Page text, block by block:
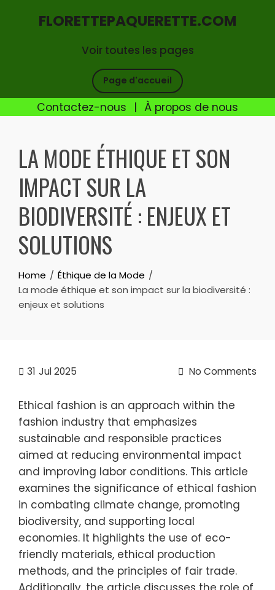
Voir toutes les pages
FLORETTEPAQUERETTE.COM
Page d'accueil
Contactez-nous | À propos de nous
contentLA MODE ÉTHIQUE ET SON
IMPACT SUR LA
BIODIVERSITÉ : ENJEUX ET
SOLUTIONS
Home
Éthique de la Mode
La mode éthique et son impact sur la biodiversité :
enjeux et solutions
31 Jul 2025 No Comments
Ethical fashion is an approach within the
fashion industry that emphasizes
sustainable and responsible practices
aimed at reducing environmental impact
and improving labor conditions. This article
examines the significance of ethical fashion
in combating climate change, promoting
biodiversity, and supporting local
economies. It highlights the use of eco-
friendly materials, ethical production
methods, and the principles of fair trade.